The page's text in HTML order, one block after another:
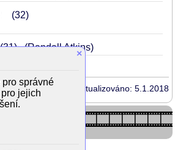
32
31 (Randall Atkins)
Aktualizováno: 5.1.2018
×
správné
jejich